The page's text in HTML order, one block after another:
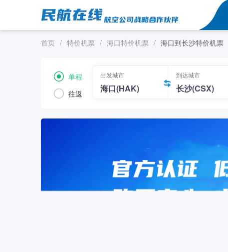
首页 / 特价机票 / 海口特价机票 / 海口到长沙特价机票
单程
往返
出发城市 到达城市